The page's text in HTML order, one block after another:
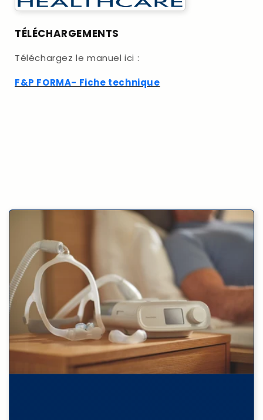
TÉLÉCHARGEMENTS
Téléchargez le manuel ici :
F&P FORMA- Fiche technique